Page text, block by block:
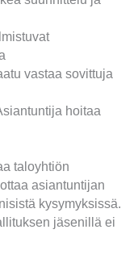
vastaa sovittuja
hoitaa
taloyhtiön
asiantuntijan
kysymyksissä.
jäsenillä ei